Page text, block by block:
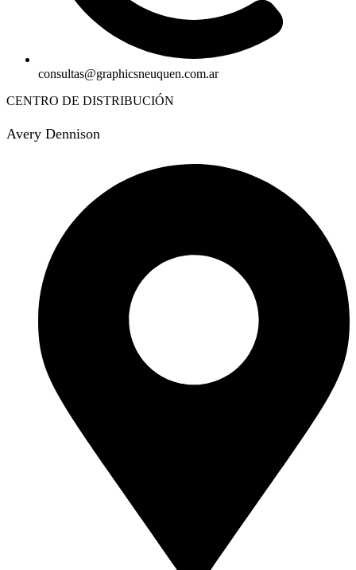
consultas@graphicsneuquen.com.ar
CENTRO DE DISTRIBUCIÓN
Avery Dennison